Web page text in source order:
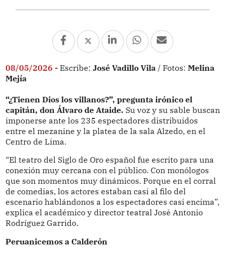
08/05/2026 - Escribe: José Vadillo Vila / Fotos: Melina
Mejía
“¿Tienen Dios los villanos?”, pregunta irónico el
capitán, don Álvaro de Ataide. Su voz y su sable buscan
imponerse ante los 235 espectadores distribuidos
entre el mezanine y la platea de la sala Alzedo, en el
Centro de Lima.
“El teatro del Siglo de Oro español fue escrito para una
conexión muy cercana con el público. Con monólogos
que son momentos muy dinámicos. Porque en el corral
de comedias, los actores estaban casi al filo del
escenario hablándonos a los espectadores casi encima”,
explica el académico y director teatral José Antonio
Rodríguez Garrido.
Peruanicemos a Calderón